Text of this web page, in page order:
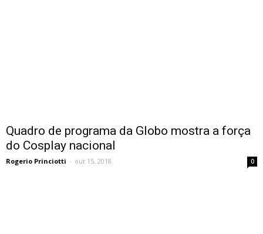
Quadro de programa da Globo mostra a força
do Cosplay nacional
Rogerio Princiotti - out 15, 2018 0